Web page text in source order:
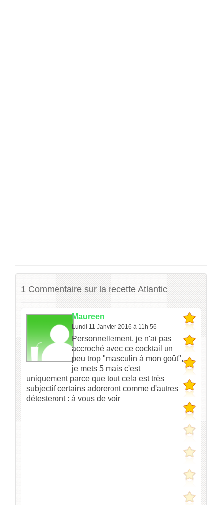
1 Commentaire sur la recette Atlantic
Maureen
Lundi 11 Janvier 2016 à 11h 56
Personnellement, je n'ai pas
accroché avec ce cocktail un
peu trop "masculin à mon goût",
je mets 5 mais c'est
uniquement parce que tout cela est très
subjectif certains adoreront comme d'autres
détesteront : à vous de voir